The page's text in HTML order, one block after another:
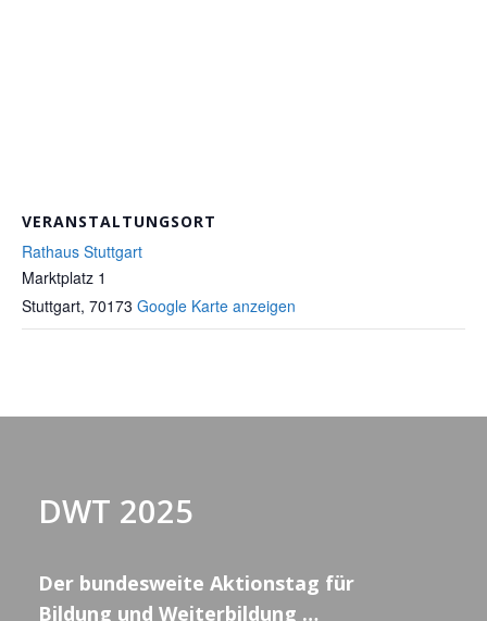
VERANSTALTUNGSORT
Rathaus Stuttgart
Marktplatz 1
Stuttgart, 70173 Google Karte anzeigen
DWT 2025
Der bundesweite Aktionstag für
Bildung und Weiterbildung …